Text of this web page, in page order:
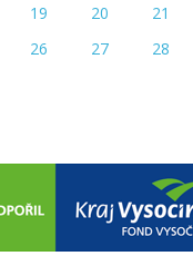
19 20 21
26 27 28